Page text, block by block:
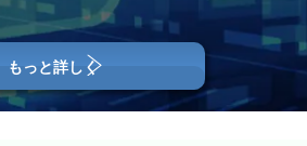
使用したオンプレミスからクラ
ムーズに進み、稼働後の運用に関
は発生しませんでした。クラウド
レミスの自動連携による施工情報
バイルアプリ開発とスピ
開
もっと詳しく